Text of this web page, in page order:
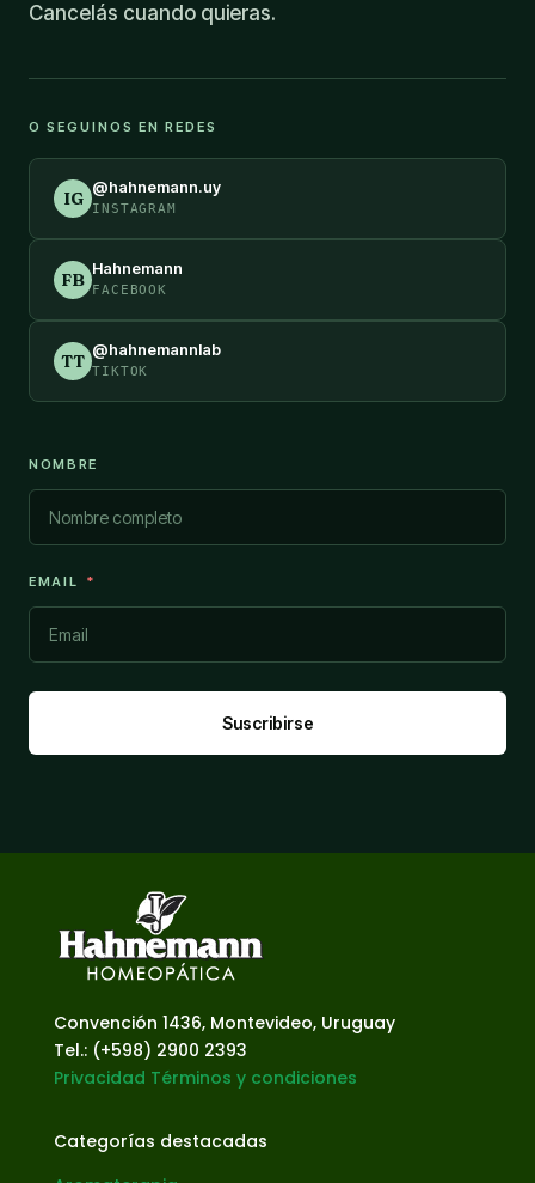
Cancelás cuando quieras.
O SEGUINOS EN REDES
IG
@hahnemann.uy
INSTAGRAM
FB
Hahnemann
FACEBOOK
TT
@hahnemannlab
TIKTOK
NOMBRE
EMAIL
Suscribirse
Convención 1436, Montevideo, Uruguay
Tel.: (+598) 2900 2393
Privacidad Términos y condiciones
Categorías destacadas